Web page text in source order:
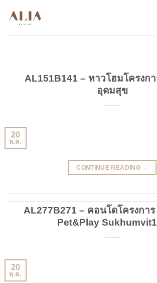
AL151B141 – ทาวโฮมโครงกา
อุดมสุข
20
พ.ค.
CONTINUE READING →
AL277B271 – คอนโดโครงการ
Pet&Play
20
พ.ค.